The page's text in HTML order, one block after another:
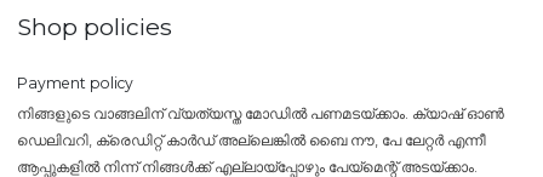
Shop policies
Payment policy
നിങ്ങളുടെ വാങ്ങലിന് വ്യത്യസ്ത മോഡിൽ പണമടയ്ക്കാം. ക്യാഷ് ഓൺ
ഡെലിവറി, ക്രെഡിറ്റ് കാർഡ് അല്ലെങ്കിൽ ബൈ നൗ, പേ ലേറ്റർ എന്നീ
ആപ്പുകളിൽ നിന്ന് നിങ്ങൾക്ക് എല്ലായ്പ്പോഴും പേയ്‌മെന്റ് അടയ്ക്കാം.